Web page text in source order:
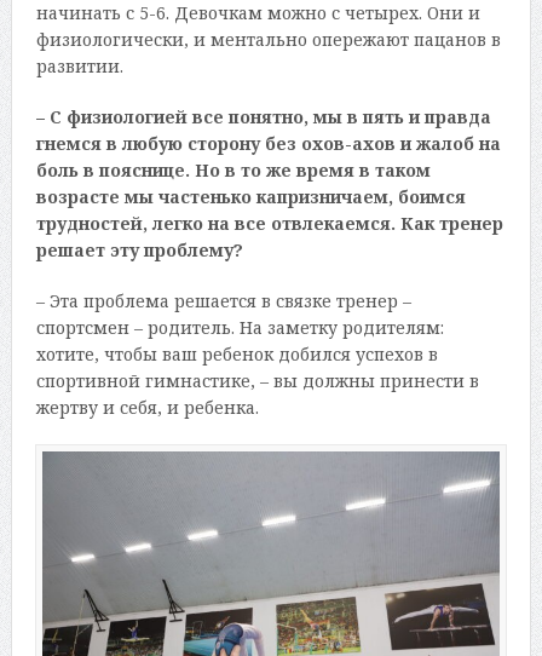
начинать с 5-6. Девочкам можно с четырех. Они и
физиологически, и ментально опережают пацанов в
развитии.
– С физиологией все понятно, мы в пять и правда
гнемся в любую сторону без охов-ахов и жалоб на
боль в пояснице. Но в то же время в таком
возрасте мы частенько капризничаем, боимся
трудностей, легко на все отвлекаемся. Как тренер
решает эту проблему?
– Эта проблема решается в связке тренер –
спортсмен – родитель. На заметку родителям:
хотите, чтобы ваш ребенок добился успехов в
спортивной гимнастике, – вы должны принести в
жертву и себя, и ребенка.